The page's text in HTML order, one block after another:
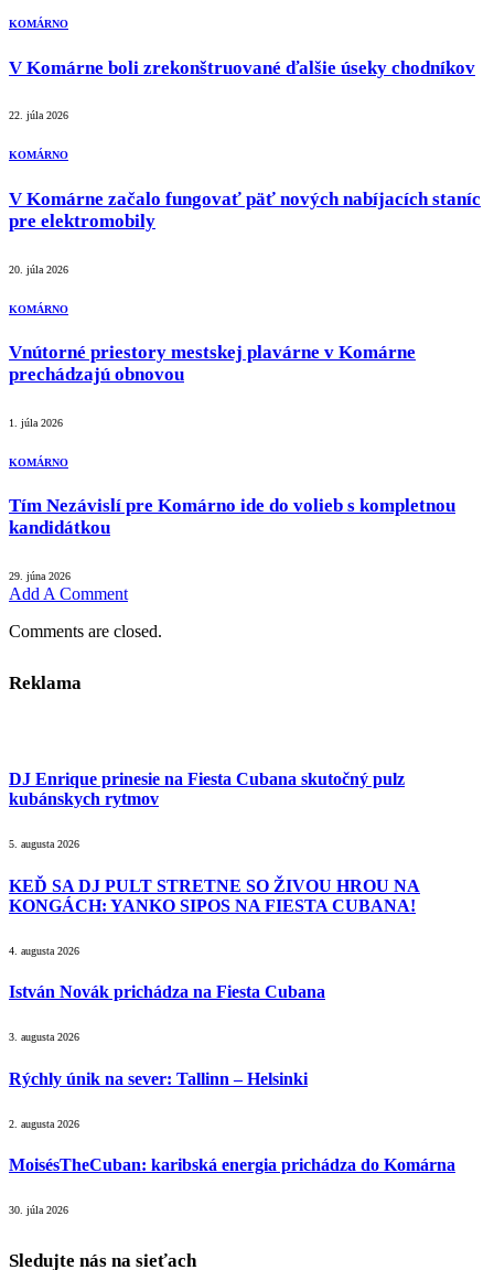
KOMÁRNO
V Komárne boli zrekonštruované ďalšie úseky chodníkov
22. júla 2026
KOMÁRNO
V Komárne začalo fungovať päť nových nabíjacích staníc
pre elektromobily
20. júla 2026
KOMÁRNO
Vnútorné priestory mestskej plavárne v Komárne
prechádzajú obnovou
1. júla 2026
KOMÁRNO
Tím Nezávislí pre Komárno ide do volieb s kompletnou
kandidátkou
29. júna 2026
Add A Comment
Comments are closed.
Reklama
DJ Enrique prinesie na Fiesta Cubana skutočný pulz
kubánskych rytmov
5. augusta 2026
KEĎ SA DJ PULT STRETNE SO ŽIVOU HROU NA
KONGÁCH: YANKO SIPOS NA FIESTA CUBANA!
4. augusta 2026
István Novák prichádza na Fiesta Cubana
3. augusta 2026
Rýchly únik na sever: Tallinn – Helsinki
2. augusta 2026
MoisésTheCuban: karibská energia prichádza do Komárna
30. júla 2026
Sledujte nás na sieťach